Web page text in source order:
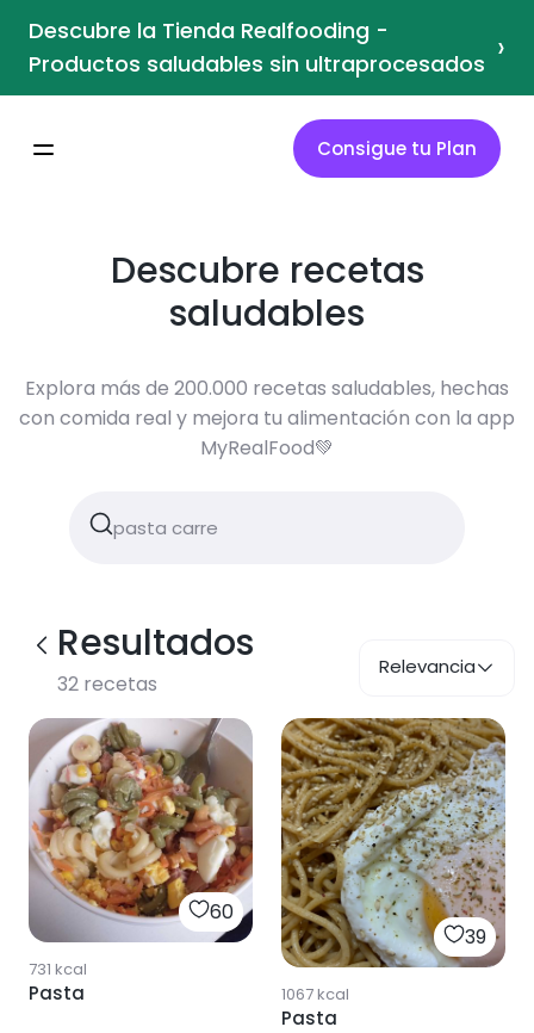
Descubre la Tienda Realfooding -
Productos saludables sin ultraprocesados ›
Consigue tu Plan
Descubre recetas
saludables
Explora más de 200.000 recetas saludables, hechas
con comida real y mejora tu alimentación con la app
MyRealFood💚
Resultados
32 recetas
Relevancia
60
731 kcal
Pasta
39
1067kcal
Pasta